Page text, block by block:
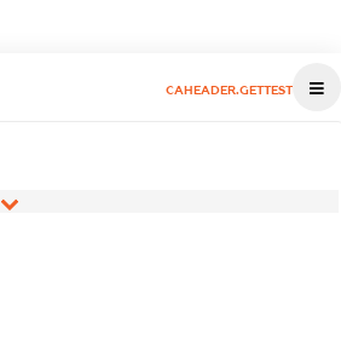
CAHEADER.GETTEST